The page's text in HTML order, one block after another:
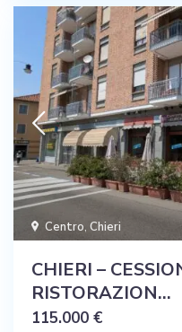
Centro, Chieri
CHIERI –
RISTORAZION...
115.000 €